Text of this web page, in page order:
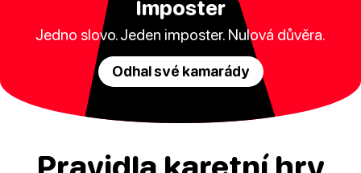
Imposter
Jedno slovo. Jeden imposter. Nulová důvěra.
Odhal své kamarády